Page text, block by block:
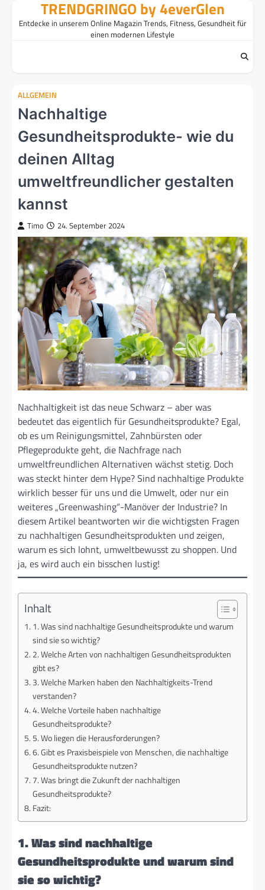
TRENDGRINGO by 4everGlen
Entdecke in unserem Online Magazin Trends, Fitness, Gesundheit für
einen modernen Lifestyle
ALLGEMEIN
Nachhaltige
Gesundheitsprodukte- wie du
deinen Alltag
umweltfreundlicher gestalten
kannst
Timo 24. September 2024
Nachhaltigkeit ist das neue Schwarz – aber was
bedeutet das eigentlich für Gesundheitsprodukte? Egal,
ob es um Reinigungsmittel, Zahnbürsten oder
Pflegeprodukte geht, die Nachfrage nach
umweltfreundlichen Alternativen wächst stetig. Doch
was steckt hinter dem Hype? Sind nachhaltige Produkte
wirklich besser für uns und die Umwelt, oder nur ein
weiteres „Greenwashing“-Manöver der Industrie? In
diesem Artikel beantworten wir die wichtigsten Fragen
zu nachhaltigen Gesundheitsprodukten und zeigen,
warum es sich lohnt, umweltbewusst zu shoppen. Und
ja, es wird auch ein bisschen lustig!
Inhalt
1. Was sind nachhaltige Gesundheitsprodukte und warum
sind sie so wichtig?
2. Welche Arten von nachhaltigen Gesundheitsprodukten
gibt es?
3. Welche Marken haben den Nachhaltigkeits-Trend
verstanden?
4. Welche Vorteile haben nachhaltige
Gesundheitsprodukte?
5. Wo liegen die Herausforderungen?
6. Gibt es Praxisbeispiele von Menschen, die nachhaltige
Gesundheitsprodukte nutzen?
7. Was bringt die Zukunft der nachhaltigen
Gesundheitsprodukte?
Fazit:
1. Was sind nachhaltige
Gesundheitsprodukte und warum sind
sie so wichtig?